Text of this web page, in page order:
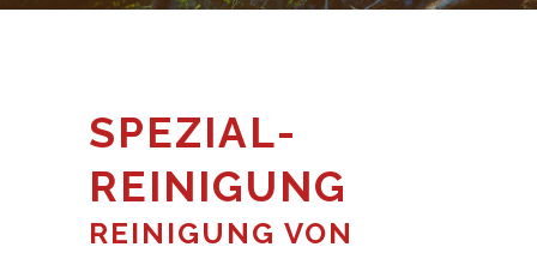
SPEZIAL­
REINIGUNG
REINIGUNG VON